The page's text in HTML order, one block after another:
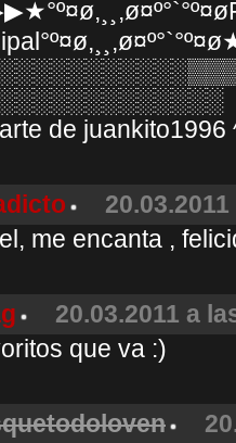
de juankito1996
me encanta ,
20.03.2011 a
que va :)